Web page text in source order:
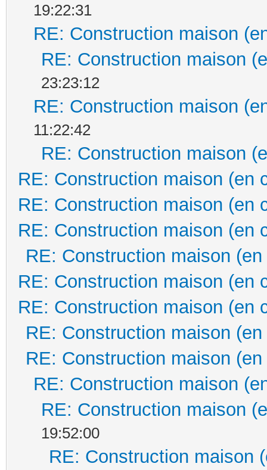
19:22:31
RE: Construction maison
RE: Construction maison
23:23:12
RE: Construction maison
11:22:42
RE: Construction maison
RE: Construction maison (en
RE: Construction maison (en
RE: Construction maison (en
RE: Construction maison
RE: Construction maison (en
RE: Construction maison (en
RE: Construction maison
RE: Construction maison
RE: Construction maison
RE: Construction maison
19:52:00
RE: Construction maison